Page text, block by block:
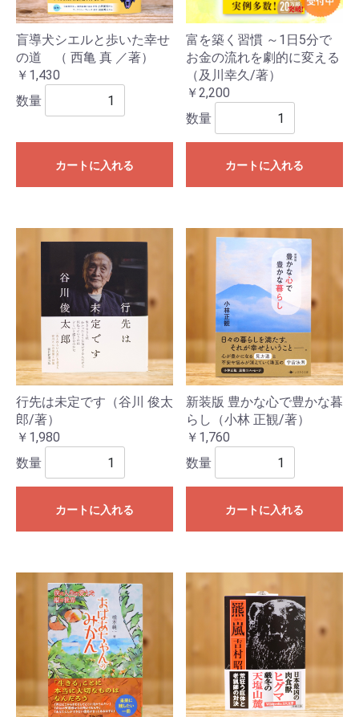
盲導犬シエルと歩いた幸せ
の道 （ 西亀 真 ／著）
￥1,430
数量
カートに入れる
富を築く習慣 ～1日5分で
お金の流れを劇的に変える
（及川幸久/著）
￥2,200
数量
カートに入れる
行先は未定です（谷川 俊太
郎/著）
￥1,980
数量
カートに入れる
新装版 豊かな心で豊かな暮
らし（小林 正観/著）
￥1,760
数量
カートに入れる